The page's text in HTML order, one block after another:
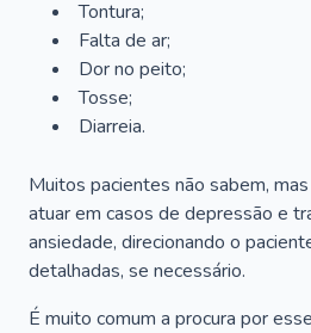
Tontura;
Falta de ar;
Dor no peito;
Tosse;
Diarreia.
Muitos pacientes não sabem,
atuar em casos de depressão e
ansiedade, direcionando o
detalhadas, se necessário.
É muito comum a procura por